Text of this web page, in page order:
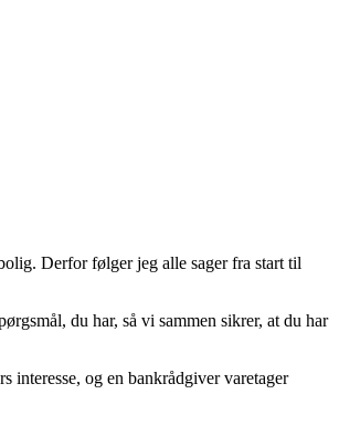
Derfor følger jeg alle sager fra start til
du har, så vi sammen sikrer, at du har
interesse, og en bankrådgiver varetager